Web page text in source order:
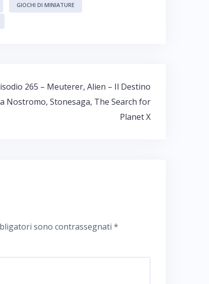
GIOCHI DI MINIATURE
265 – Meuterer, Alien – Il Destino
Nostromo, Stonesaga, The Search for
Planet X
sono contrassegnati *